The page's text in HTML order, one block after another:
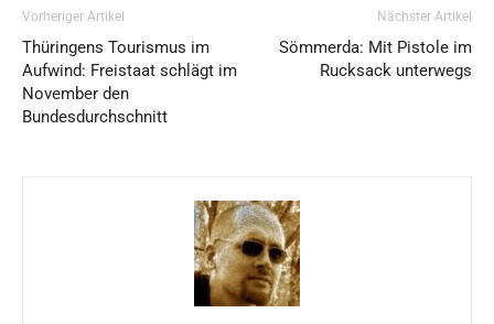
Vorheriger Artikel
Thüringens Tourismus im
Aufwind: Freistaat schlägt im
November den
Bundesdurchschnitt
Nächster Artikel
Sömmerda: Mit Pistole im
Rucksack unterwegs